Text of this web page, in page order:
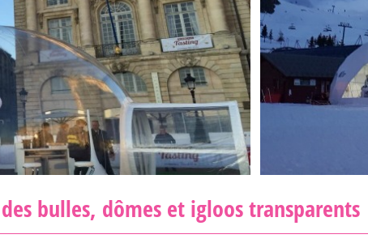
| DÔME GÉODÉSIQUE
bulles, dômes et igloos transparents